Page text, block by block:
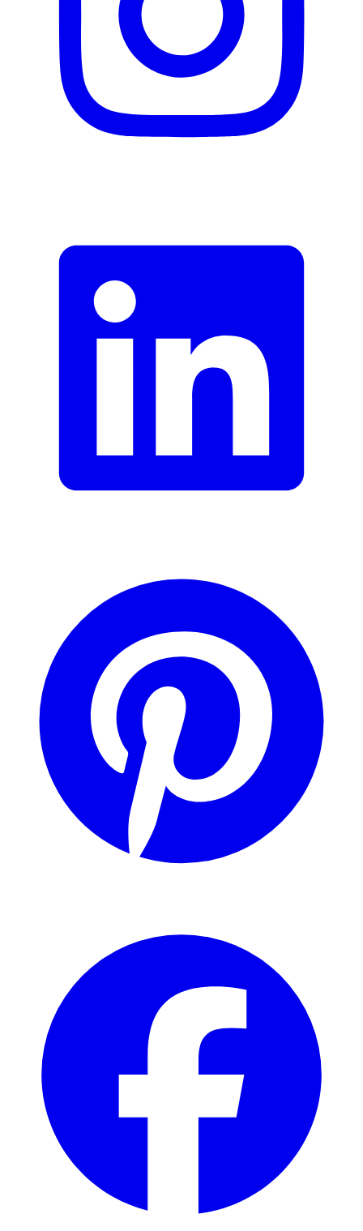
Beurer
Herstellernummer
73578
Herstellergarantie
36 Monate
Garantieinformationen
Beurer
Herstellerseite
Zum Hersteller
E-Mail-Adresse (optional)
Senden